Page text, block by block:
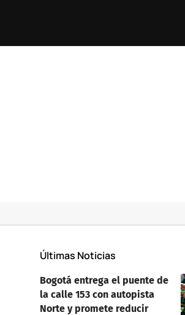
Últimas Noticias
Bogotá entrega el puente de
la calle 153 con autopista
Norte y promete reducir